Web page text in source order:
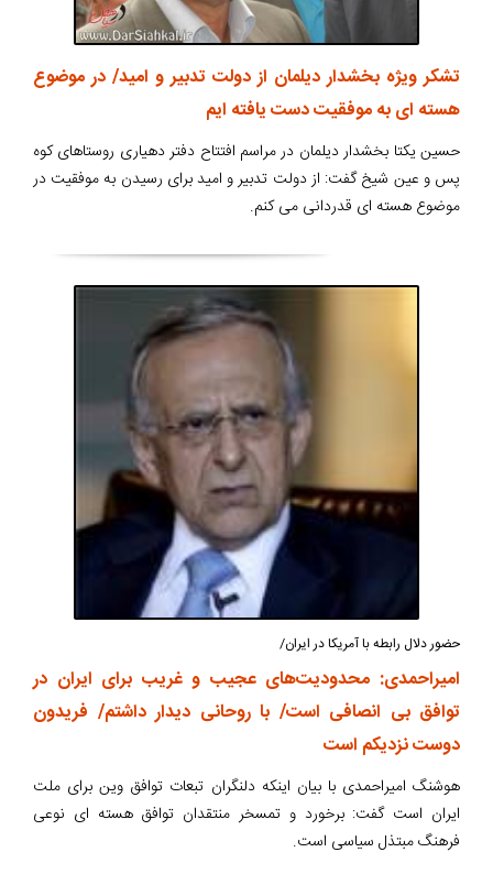
تشکر ویژه بخشدار دیلمان از دولت تدبیر و امید/ در موضوع
هسته ای به موفقیت دست یافته ایم
حسین یکتا بخشدار دیلمان در مراسم افتتاح دفتر دهیاری روستاهای کوه
پس و عین شیخ گفت: از دولت تدبیر و امید برای رسیدن به موفقیت در
موضوع هسته ای قدردانی می کنم.
حضور دلال رابطه با آمریکا در ایران/
امیراحمدی: محدودیت‌های عجیب و غریب برای ایران در
توافق بی انصافی است/ با روحانی دیدار داشتم/ فریدون
دوست نزدیکم است
هوشنگ امیراحمدی با بیان اینکه دلنگران تبعات توافق وین برای ملت
ایران است گفت: برخورد و تمسخر منتقدان توافق هسته ای نوعی
فرهنگ مبتذل سیاسی است.